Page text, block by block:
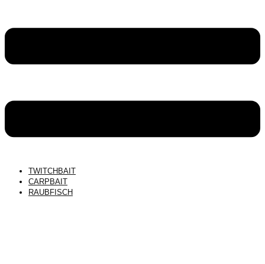
TWITCHBAIT
CARPBAIT
RAUBFISCH